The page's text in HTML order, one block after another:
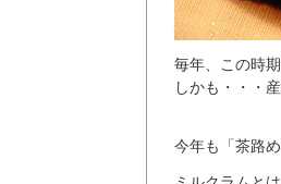
毎年、この時
しかも・・・
今年も「茶路